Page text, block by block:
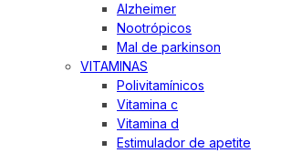
Alzheimer
Nootrópicos
Mal de parkinson
VITAMINAS
Polivitamínicos
Vitamina c
Vitamina d
Estimulador de apetite